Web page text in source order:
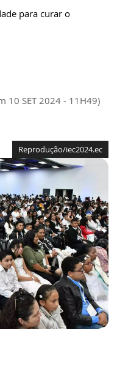
para curar o
10 SET 2024 - 11H49)
Reprodução/iec2024.ec